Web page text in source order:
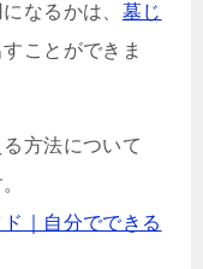
なるかは、 墓じ
ことができま
方法について
｜自分でできる